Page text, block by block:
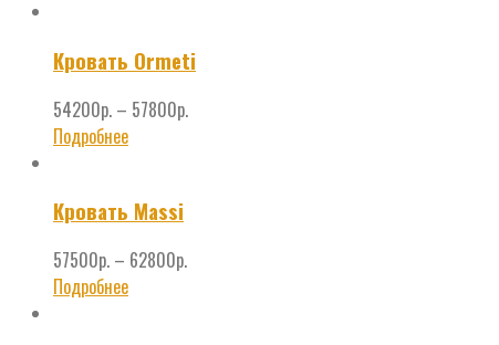
Кровать Ormeti
54200р. – 57800р.
Подробнее
Кровать Massi
57500р. – 62800р.
Подробнее